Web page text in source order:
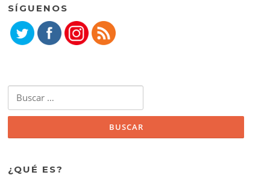
SÍGUENOS
Buscar:
¿QUÉ ES?